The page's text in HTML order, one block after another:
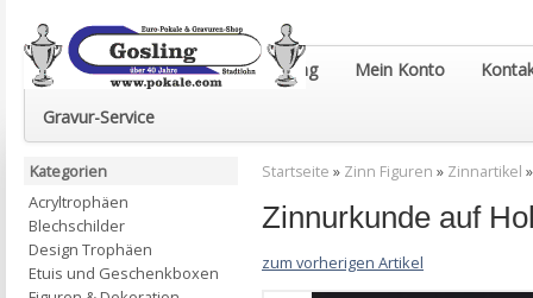
Euro-Pokale & Gravur-Shop Gosling Mein Konto
Gravur-Service
Startseite » Zinn Figuren » Zinnartikel
Zinnurkunde auf
zum vorherigen Artikel
Kategorien
Acryltrophäen
Blechschilder
Design Trophäen
Etuis und Geschenkboxen